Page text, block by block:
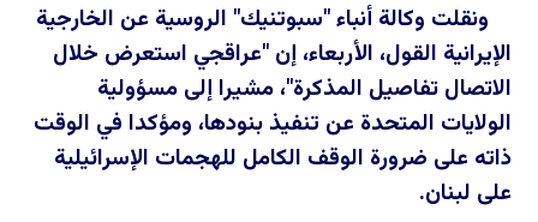
ونقلت وكالة أنباء "سبوتنيك" الروسية عن الخارجية
الإيرانية القول، الأربعاء، إن "عراقجي استعرض خلال
الاتصال تفاصيل المذكرة"، مشيرا إلى مسؤولية
الولايات المتحدة عن تنفيذ بنودها، ومؤكدا في الوقت
ذاته على ضرورة الوقف الكامل للهجمات الإسرائيلية
على لبنان.